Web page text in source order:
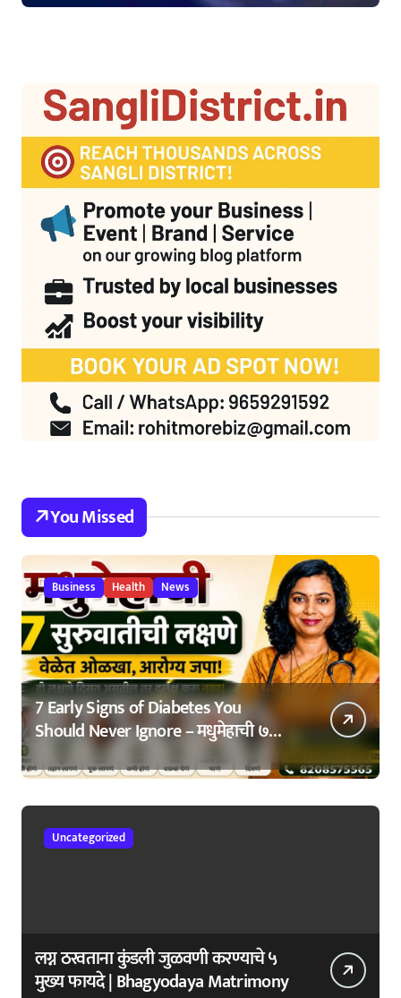
You Missed
Business Health News
7 Early Signs of Diabetes You
Should Never Ignore – मधुमेहाची ७
सुरुवातीची लक्षणे – वेळेत ओळखा, आरोग्य
जपा
Uncategorized
लग्न ठरवताना कुंडली जुळवणी करण्याचे ५
मुख्य फायदे | Bhagyodaya Matrimony